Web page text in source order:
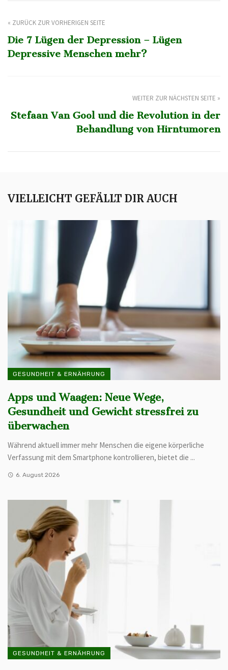
« ZURÜCK ZUR VORHERIGEN SEITE
Die 7 Lügen der Depression – Lügen
Depressive Menschen mehr?
WEITER ZUR NÄCHSTEN SEITE »
Stefaan Van Gool und die Revolution in der
Behandlung von Hirntumoren
VIELLEICHT GEFÄLLT DIR AUCH
GESUNDHEIT & ERNÄHRUNG
Apps und Waagen: Neue Wege,
Gesundheit und Gewicht stressfrei zu
überwachen
Während aktuell immer mehr Menschen die eigene körperliche
Verfassung mit dem Smartphone kontrollieren, bietet die ...
6. August 2026
GESUNDHEIT & ERNÄHRUNG